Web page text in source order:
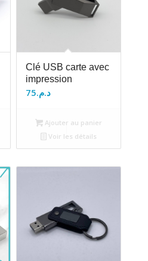
Clé USB carte avec
impression
د.م.75
Ajouter au panier
Voir les détails